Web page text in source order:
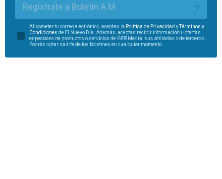
Regístrate a Boletín A.M.
Al someter tu correo electrónico, aceptas la Política de Privacidad yTérminos y
Condiciones de El Nuevo Día. Además, aceptas recibir información u ofertas
especiales de productos o servicios de GFR Media, sus afiliadas o de terceros.
Podrás optar salirte de los boletines en cualquier momento.